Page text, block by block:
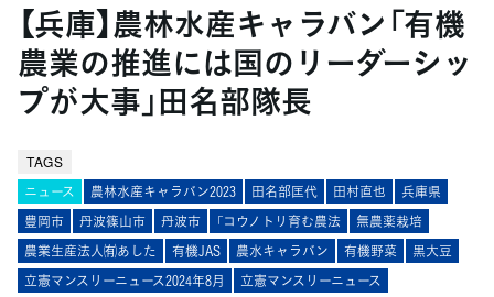
【兵庫】農林水産キャラバン「有機
農業の推進には国のリーダーシッ
プが大事」田名部隊長
TAGS
ニュース 農林水産キャラバン2023 田名部匡代 田村直也
兵庫県
豊岡市
丹波篠山市 丹波市 「コウノトリ育む農法
無農薬栽培
農業生産法人㈲あした
有機JAS 農水キャラバン 有機野菜
黒大豆
立憲マンスリーニュース2024年8月
立憲マンスリーニュース